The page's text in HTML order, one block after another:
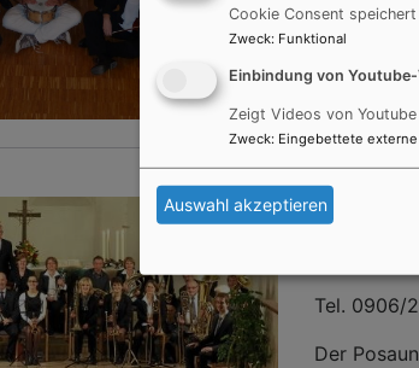
Tel. 0906/
Der
Cookie Consent
Zweck: Funktional
Einbindung von
Zeigt Videos von Youtube
Zweck: Eingebettete
Auswahl akzeptieren